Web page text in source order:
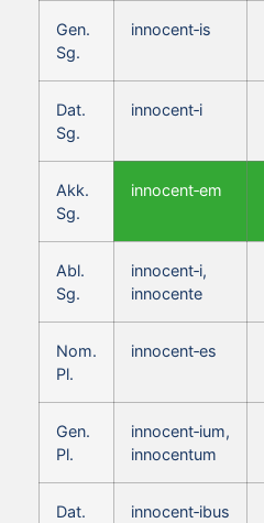
Gen.
Sg.
innocent‑is
Dat.
Sg.
innocent‑i
Akk.
Sg.
innocent‑em
Abl.
Sg.
innocent‑i,
innocente
Nom.
Pl.
innocent‑es
Gen.
Pl.
innocent‑ium,
innocentum
Dat.
innocent‑ibus